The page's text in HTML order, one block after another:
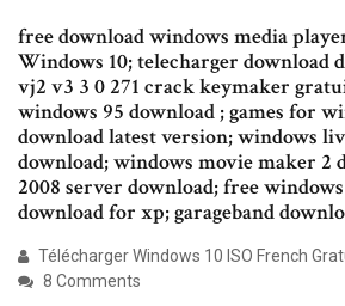
free download windows media
Windows 10; telecharger download
vj2 v3 3 0 271 crack keymaker
windows 95 download ; games for
download latest version; windows
download; windows movie maker 2
2008 server download; free
download for xp; garageband
Télécharger Windows 10 ISO French
8 Comments